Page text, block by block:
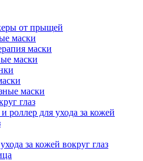
от прыщей
маски
маски
маски
маски
глаз
роллер для ухода за кожей
за кожей вокруг глаз